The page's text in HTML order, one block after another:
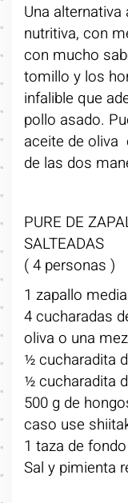
Una
nutritiva, con
con mucho
tomillo y los
infalible que
pollo asado.
aceite de oliva
de las dos
PURE DE
SALTEADAS
( 4 personas )
1 zapallo
4 cucharadas
oliva o una
½ cucharadita
½ cucharadita
500 g de
caso use
1 taza de
Sal y pimienta